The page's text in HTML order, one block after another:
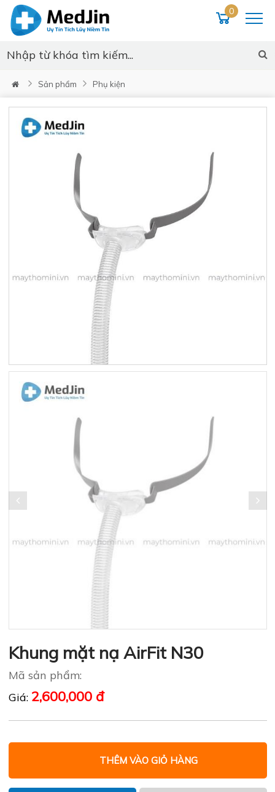
0
Sản phẩm Phụ kiện
Khung mặt nạ AirFit N30
Mã sản phẩm:
Giá: 2,600,000 đ
THÊM VÀO GIỎ HÀNG